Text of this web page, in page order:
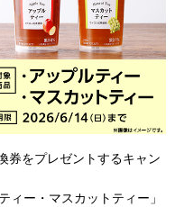
券をプレゼントするキャン
ィー・マスカットティー」